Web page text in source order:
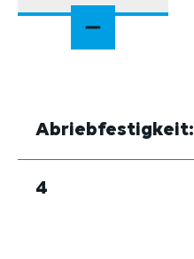
Abriebfestigkeit:
4